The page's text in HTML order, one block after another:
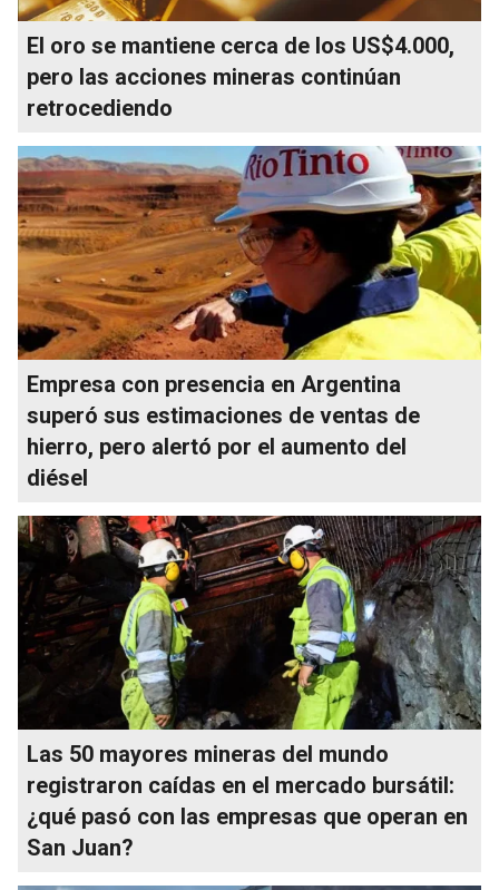
El oro se mantiene cerca de los US$4.000,
pero las acciones mineras continúan
retrocediendo
Empresa con presencia en Argentina
superó sus estimaciones de ventas de
hierro, pero alertó por el aumento del
diésel
Las 50 mayores mineras del mundo
registraron caídas en el mercado bursátil:
¿qué pasó con las empresas que operan en
San Juan?